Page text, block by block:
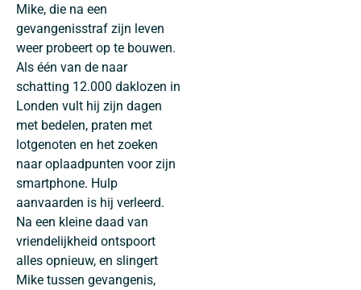
Mike, die na een
gevangenisstraf zijn leven
weer probeert op te bouwen.
Als één van de naar
schatting 12.000 daklozen in
Londen vult hij zijn dagen
met bedelen, praten met
lotgenoten en het zoeken
naar oplaadpunten voor zijn
smartphone. Hulp
aanvaarden is hij verleerd.
Na een kleine daad van
vriendelijkheid ontspoort
alles opnieuw, en slingert
Mike tussen gevangenis,